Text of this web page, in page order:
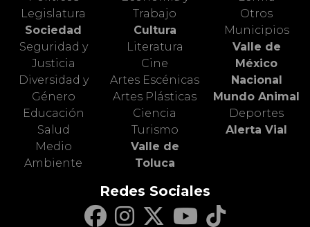
Legislatura
Sociedad
Seguridad y
Justicia
Diversidad y
Género
Educación
Salud
Medio
Ambiente
Trabajo
Cultura
Literatura
Cine
Artes Escénicas
Artes Plásticas
Ciencia
Turismo
Valle de
Toluca
Otros
Municipios
Valle de
México
Nacional
Mundo Animal
Deportes
Alerta Vial
Redes Sociales